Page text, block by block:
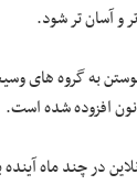
و آسان تر شود.
به گروه
افزوده شده است.
در چند ماه